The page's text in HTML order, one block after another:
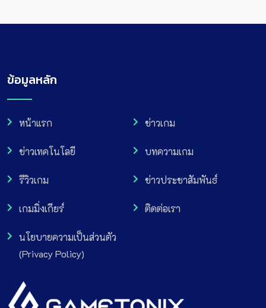
ข้อมูลหลัก
หน้าแรก ข่าวเกม
ข่าวเทคโนโลยี บทความเกม
รีวิวเกม ข่าวประชาสัมพันธ์
เกมมิ่งเกียร์ ติดต่อเรา
นโยบายความเป็นส่วนตัว
(Privacy Policy)